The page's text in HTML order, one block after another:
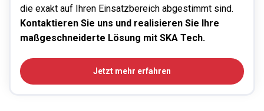
die exakt auf Ihren Einsatzbereich abgestimmt sind.
Kontaktieren Sie uns und realisieren Sie Ihre
maßgeschneiderte Lösung mit SKA Tech.
Jetzt mehr erfahren